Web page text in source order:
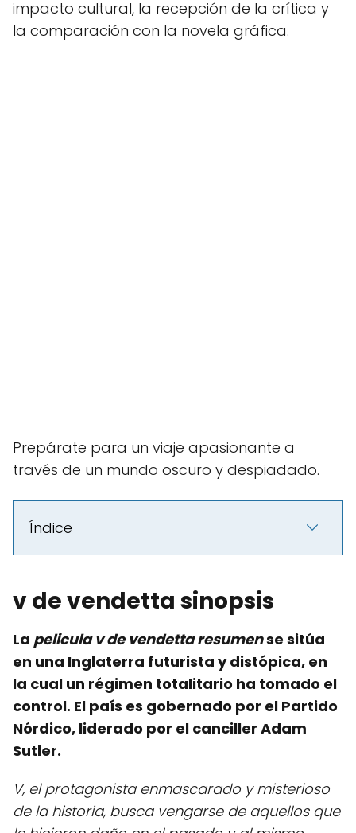
impacto cultural, la recepción de la crítica y
la comparación con la novela gráfica.
Prepárate para un viaje apasionante a
través de un mundo oscuro y despiadado.
Índice
v de vendetta sinopsis
La pelicula v de vendetta resumense sitúa
en una Inglaterra futurista y distópica, en
la cual un régimen totalitario ha tomado el
control. El país es gobernado por el Partido
Nórdico, liderado por el canciller Adam
Sutler.
V, el protagonista enmascarado y misterioso
de la historia, busca vengarse de aquellos que